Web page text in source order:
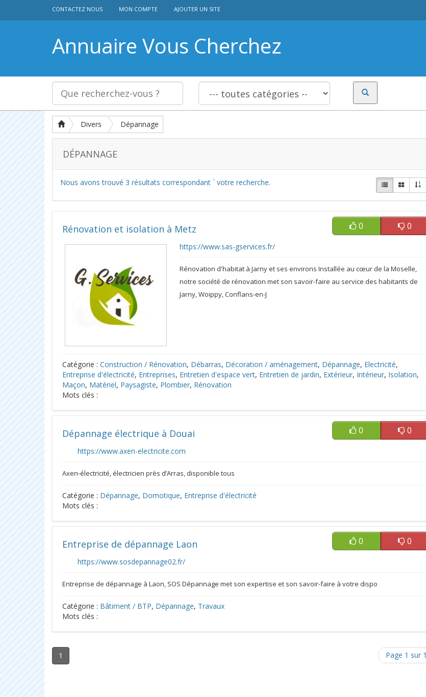
CONTACTEZ NOUS MON COMPTE AJOUTER UN SITE
Annuaire Vous Cherchez
Divers Dépannage
DÉPANNAGE
Nous avons trouvé 3 résultats correspondant ´ votre recherche.
0 0
Rénovation et isolation à Metz
https://www.sas-gservices.fr/
Rénovation d'habitat à Jarny et ses environs Installée au cœur de la Moselle,
notre société de rénovation met son savoir-faire au service des habitants de
Jarny, Woippy, Conflans-en-J
Catégorie : Construction / Rénovation, Débarras, Décoration / aménagement, Dépannage, Electricité,
Entreprise d'électricité, Entreprises, Entretien d'espace vert, Entretien de jardin, Extérieur, Intérieur, Isolation,
Maçon, Matériel, Paysagiste, Plombier, Rénovation
Mots clés :
0 0
Dépannage électrique à Douai
https://www.axen-electricite.com
Axen-électricité, électricien près d’Arras, disponible tous
Catégorie : Dépannage, Domotique, Entreprise d'électricité
Mots clés :
0 0
Entreprise de dépannage Laon
https://www.sosdepannage02.fr/
Entreprise de dépannage à Laon, SOS Dépannage met son expertise et son savoir-faire à votre dispo
Catégorie : Bâtiment / BTP, Dépannage, Travaux
Mots clés :
1 Page 1 sur 1